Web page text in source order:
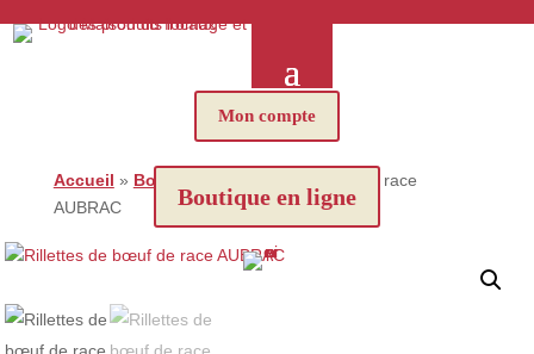
Mon compte
Boutique en ligne
Accueil » Boutique
Rillettes de bœuf de race
AUBRAC